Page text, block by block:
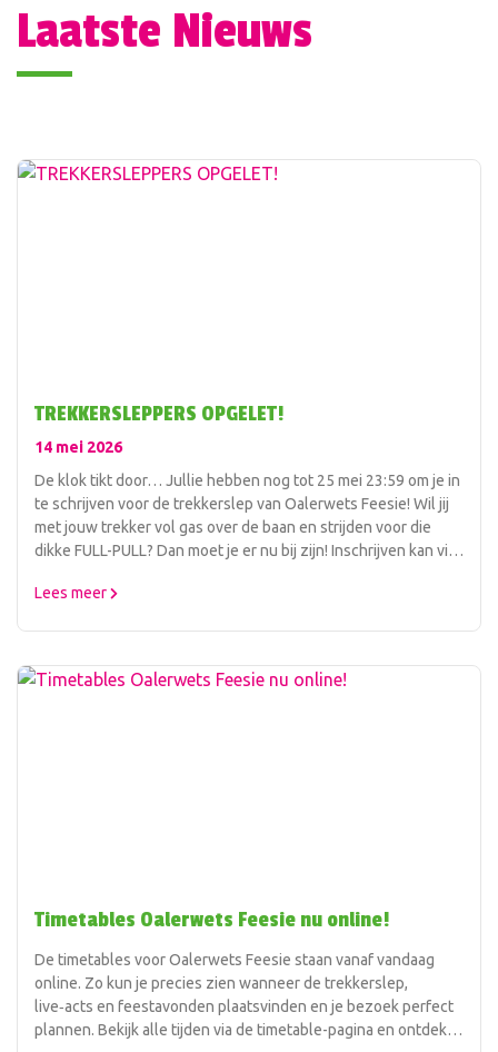
Laatste Nieuws
TREKKERSLEPPERS OPGELET!
14 mei 2026
De klok tikt door… Jullie hebben nog tot 25 mei 23:59 om je in
te schrijven voor de trekkerslep van Oalerwets Feesie! Wil jij
met jouw trekker vol gas over de baan en strijden voor die
dikke FULL-PULL? Dan moet je er nu bij zijn! Inschrijven kan via
Lees meer
Timetables Oalerwets Feesie nu online!
De timetables voor Oalerwets Feesie staan vanaf vandaag
online. Zo kun je precies zien wanneer de trekkerslep,
live‑acts en feestavonden plaatsvinden en je bezoek perfect
plannen. Bekijk alle tijden via de timetable-pagina en ontdek